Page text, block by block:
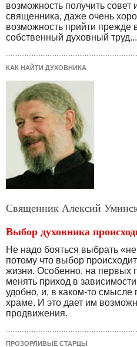
возможность получить совет
священника, даже очень
возможность прийти прежде
собственный духовный труд...
КАК НАЙТИ ДУХОВНИКА
Священник Алексий
Выбор духовника
Не надо бояться выбрать «не
потому что выбор
жизни. Особенно, на первых
менять приход в
удобно, и, в каком-то смысле
храме. И это дает им
продвижения.
ПРОЗОРЛИВЫЕ СТАРЦЫ